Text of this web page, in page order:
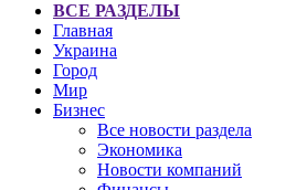
ВСЕ РАЗДЕЛЫ
Главная
Украина
Город
Мир
Бизнес
Все новости раздела
Экономика
Новости компаний